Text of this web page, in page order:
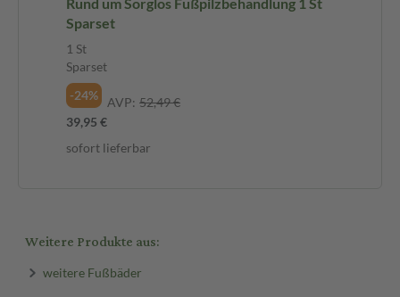
Sparset
1 St
Sparset
-24%
AVP: 52,49 €
39,95 €
sofort lieferbar
Weitere Produkte aus:
weitere Fußbäder